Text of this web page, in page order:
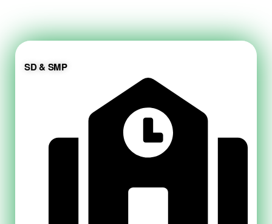
SD & SMP